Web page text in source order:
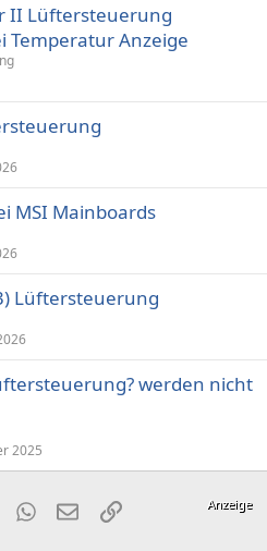
II Lüftersteuerung
Temperatur Anzeige
MSI Mainboards
Lüftersteuerung
werden nicht
2025
WhatsApp
E-MailLink